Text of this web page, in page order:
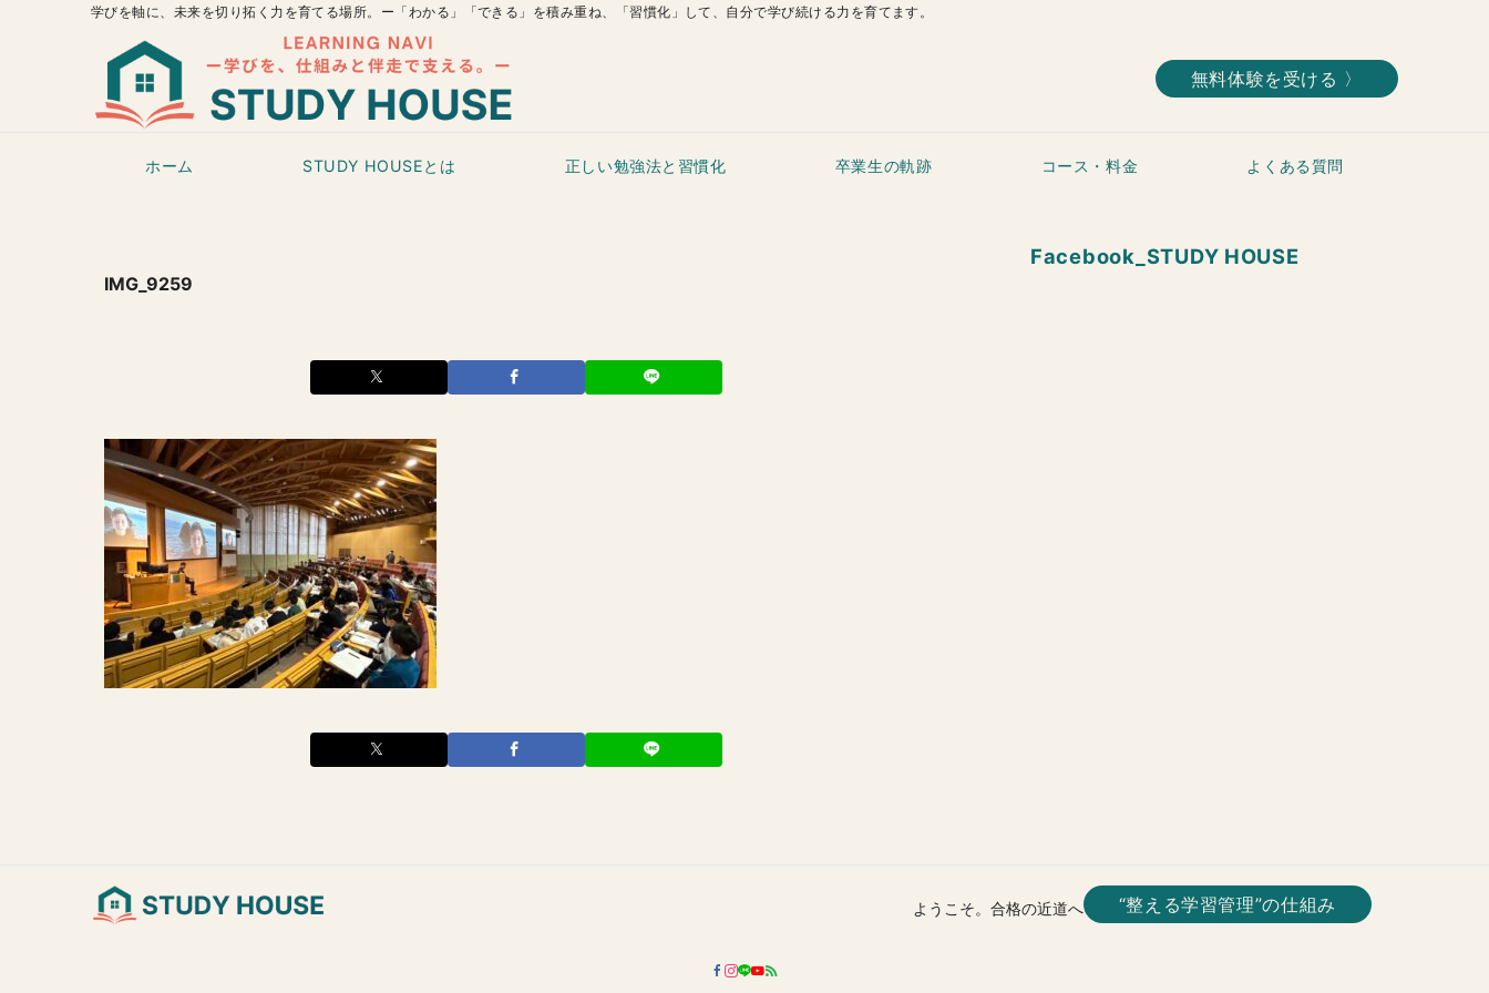
学びを軸に、未来を切り拓く力を育てる場所。ー「わかる」「できる」を積み重ね、「習慣化」して、自分で学び続ける力を育てます。
無料体験を受ける 〉
ホーム STUDY HOUSEとは 正しい勉強法と習慣化 卒業生の軌跡 コース・料金 よくある質問
IMG_9259
Facebook_STUDY HOUSE
ようこそ。合格の近道へ “整える学習管理”の仕組み